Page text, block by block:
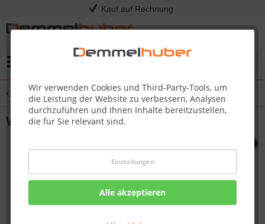
Kauf auf Rechnung
Wir verwenden Cookies und Third-Party-Tools, um
die Leistung der Website zu verbessern, Analysen
durchzuführen und Ihnen Inhalte bereitzustellen,
die für Sie relevant sind.
Einstellungen
Alle akzeptieren
Übersicht Sonstige Ersatzteile
WIND DEFLECTOR PRO665 #N215-0015